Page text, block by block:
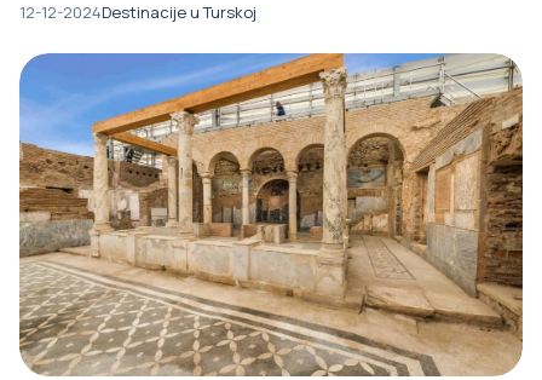
12-12-2024Destinacije u Turskoj